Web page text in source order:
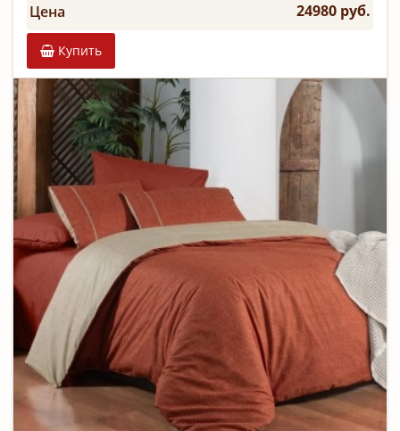
Цена 24980 руб.
Купить